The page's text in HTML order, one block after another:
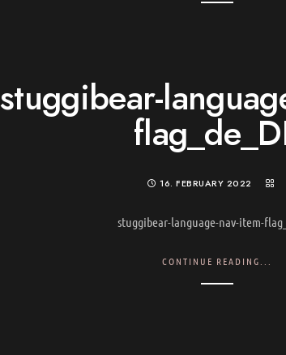
stuggibear-
16. FEBRUARY 2022
stuggibear-language-nav-item-
CONTINUE READING...